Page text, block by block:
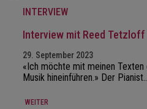
INTERVIEW
Interview mit Reed Tetzloff
29. September 2023
«Ich möchte mit meinen
Musik hineinführen.» Der Pianist…
WEITER